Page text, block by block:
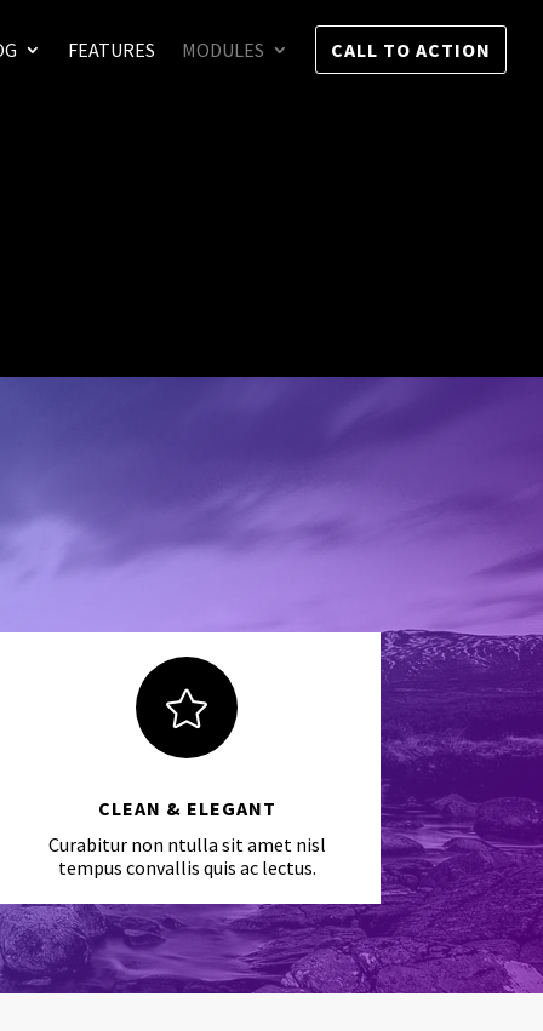
FEATURES MODULES CALL TO ACTION

CLEAN & ELEGANT
Curabitur non ntulla sit amet nisl
tempus convallis quis ac lectus.